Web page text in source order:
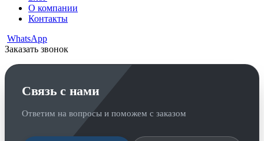
О компании
Контакты
WhatsApp
Заказать звонок
Связь с нами
Ответим на вопросы и поможем с заказом